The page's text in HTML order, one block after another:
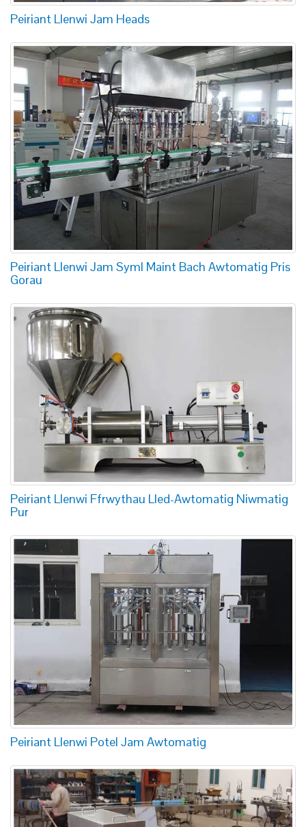
Peiriant Llenwi Jam Heads
Peiriant Llenwi Jam Syml Maint Bach Awtomatig Pris
Gorau
Peiriant Llenwi Ffrwythau Lled-Awtomatig Niwmatig
Pur
Peiriant Llenwi Potel Jam Awtomatig